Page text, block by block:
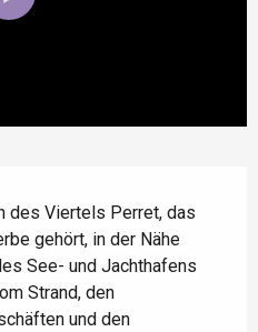
des Viertels Perret, das
gehört, in der Nähe
See- und Jachthafens
Strand, den
und den